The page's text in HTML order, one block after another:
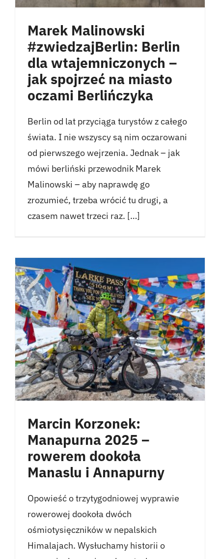
Marek Malinowski
#zwiedzajBerlin: Berlin
dla wtajemniczonych –
jak spojrzeć na miasto
oczami Berlińczyka
Berlin od lat przyciąga turystów z całego
świata. I nie wszyscy są nim oczarowani
od pierwszego wejrzenia. Jednak – jak
mówi berliński przewodnik Marek
Malinowski – aby naprawdę go
zrozumieć, trzeba wrócić tu drugi, a
czasem nawet trzeci raz. […]
Marcin Korzonek:
Manapurna 2025 –
rowerem dookoła
Manaslu i Annapurny
Opowieść o trzytygodniowej wyprawie
rowerowej dookoła dwóch
ośmiotysięczników w nepalskich
Himalajach. Wysłuchamy historii o